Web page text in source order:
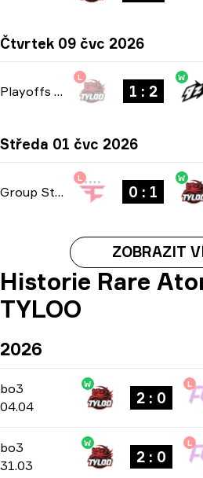
Čtvrtek 09 čvc 2026
Playoffs bo3
L
1 : 2
W
Středa 01 čvc 2026
Group Stage -bo1
L
0 : 1
W
ZOBRAZIT
Historie Rare
TYLOO
2026
bo3 -bo3
04.04
W
2 : 0
L
bo3 -bo3
31.03
W
2 : 0
L